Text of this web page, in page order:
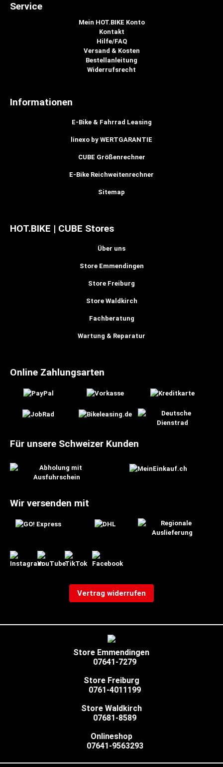
Service
Mein HOT.BIKE Konto
Kontakt
Hilfe/FAQ
Versand & Kosten
Bestellanleitung
Widerrufsrecht
Informationen
E-Bike & Fahrrad Leasing
linexo by WERTGARANTIE
CUBE Größenrechner
E-Bike Reichweitenrechner
Sitemap
HOT.BIKE | CUBE Stores
Über uns
Store Emmendingen
Store Freiburg
Store Waldkirch
Fachberatung
Wartung & Reparatur
Online Zahlungsarten
Für unsere Schweizer Kunden
Wir versenden mit
Vertrag widerrufen
Store Emmendingen
07641-7279
Store Freiburg
0761-4011199
Store Waldkirch
07681-8589
Onlineshop
07641-9563293